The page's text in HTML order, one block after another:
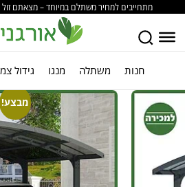
מתחייבים למחיר משתלם במיוחד – מצאתם זול
חנות משתלה מנגו גידול
מבצע!